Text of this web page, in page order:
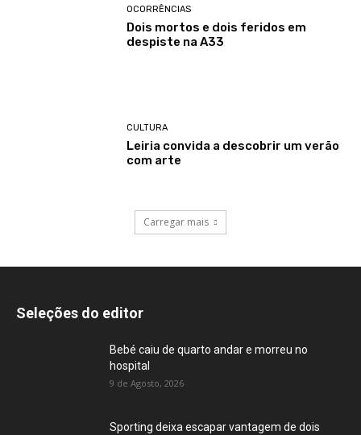
OCORRÊNCIAS
Dois mortos e dois feridos em
despiste na A33
CULTURA
Leiria convida a descobrir um verão
com arte
Carregar mais
Seleções do editor
Bebé caiu de quarto andar e morreu no
hospital
9 de Agosto, 2026
Sporting deixa escapar vantagem de dois